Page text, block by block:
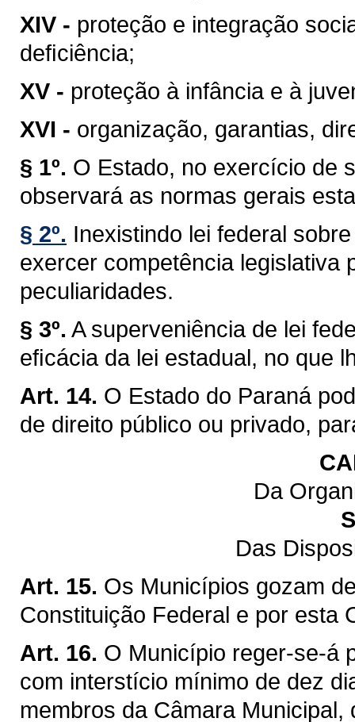
XIV - proteção e integração
deﬁciência;
XV - proteção à infância e à
XVI - organização, garantias,
§ 1º. O Estado, no exercício de
observará as normas gerais
§ 2º. Inexistindo lei federal
exercer competência legislativa
peculiaridades.
§ 3º. A superveniência de lei
eﬁcácia da lei estadual, no que
Art. 14. O Estado do Paraná
de direito público ou privado,
Da
Das
Art. 15. Os Municípios gozam
Constituição Federal e por esta
Art. 16. O Município reger-se-á
com interstício mínimo de dez
membros da Câmara